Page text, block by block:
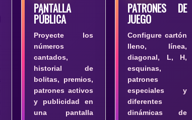
PANTALLA
PÚBLICA
Proyecte los
números
cantados,
historial de
bolitas, premios,
patrones activos
y publicidad en
una pantalla
PATRONES DE
JUEGO
Configure cartón
lleno, línea,
diagonal, L, H,
esquinas,
patrones
especiales y
diferentes
dinámicas de